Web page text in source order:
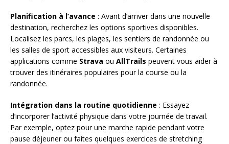
Planification à l’avance : Avant d’arriver dans une nouvelle
destination, recherchez les options sportives disponibles.
Localisez les parcs, les plages, les sentiers de randonnée ou
les salles de sport accessibles aux visiteurs. Certaines
applications comme Strava ou AllTrails peuvent vous aider à
trouver des itinéraires populaires pour la course ou la
randonnée.
Intégration dans la routine quotidienne : Essayez
d’incorporer l’activité physique dans votre journée de travail.
Par exemple, optez pour une marche rapide pendant votre
pause déjeuner ou faites quelques exercices de stretching